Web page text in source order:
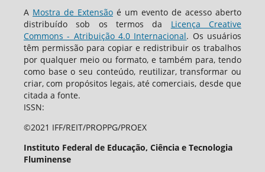
A Mostra de Extensão é um evento de acesso aberto
distribuído sob os termos da Licença Creative
Commons - Atribuição 4.0 Internacional. Os usuários
têm permissão para copiar e redistribuir os trabalhos
por qualquer meio ou formato, e também para, tendo
como base o seu conteúdo, reutilizar, transformar ou
criar, com propósitos legais, até comerciais, desde que
citada a fonte.
ISSN:
©2021 IFF/REIT/PROPPG/PROEX
Instituto Federal de Educação, Ciência e Tecnologia
Fluminense